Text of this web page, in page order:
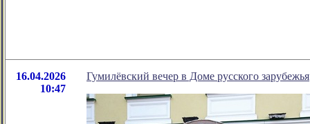
16.04.2026
10:47
Гумилëвский вечер в Доме русского зарубежья